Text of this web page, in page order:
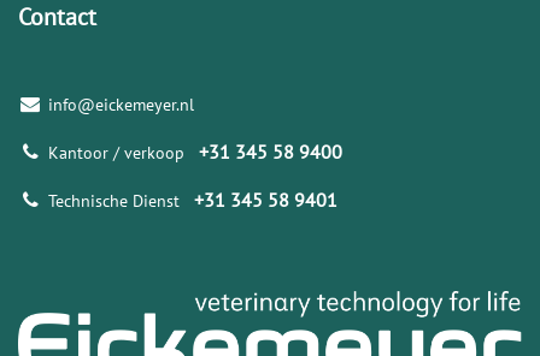
Contact
info@eickemeyer.nl
Kantoor / verkoop +31 345 58 9400
Technische Dienst +31 345 58 9401